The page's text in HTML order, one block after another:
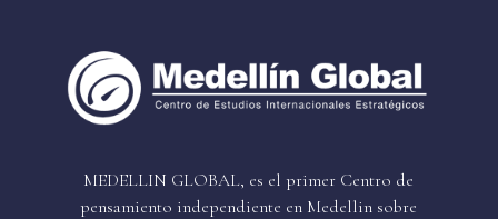
MEDELLIN GLOBAL, es el primer Centro de
pensamiento independiente en Medellin sobre